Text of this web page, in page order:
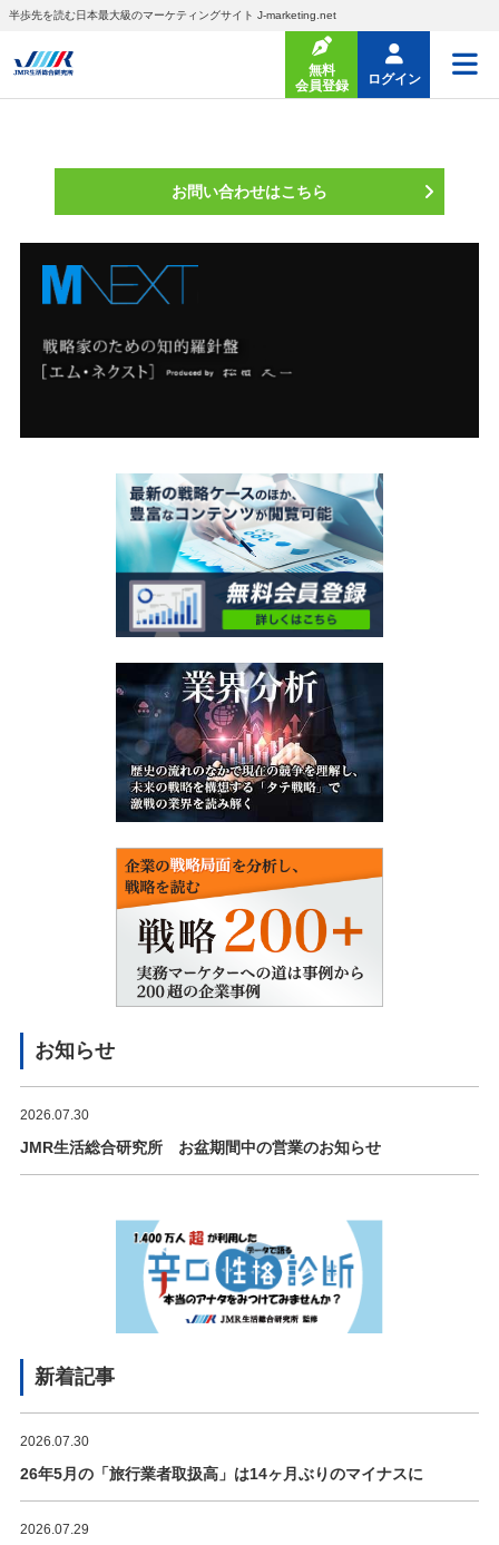
半歩先を読む日本最大級のマーケティングサイト J-marketing.net
無料
会員登録
ログイン
お問い合わせはこちら
お知らせ
2026.07.30
JMR生活総合研究所 お盆期間中の営業のお知らせ
新着記事
2026.07.30
26年5月の「旅行業者取扱高」は14ヶ月ぶりのマイナスに
2026.07.29